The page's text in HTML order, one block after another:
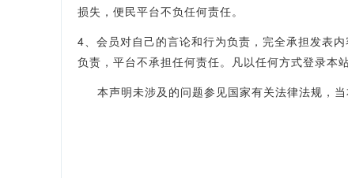
损失，便民平台不负任何责任。
4、会员对自己的言论和行为负责，完全承担发表
负责，平台不承担任何责任。凡以任何方式登录本
本声明未涉及的问题参见国家有关法律法规，当